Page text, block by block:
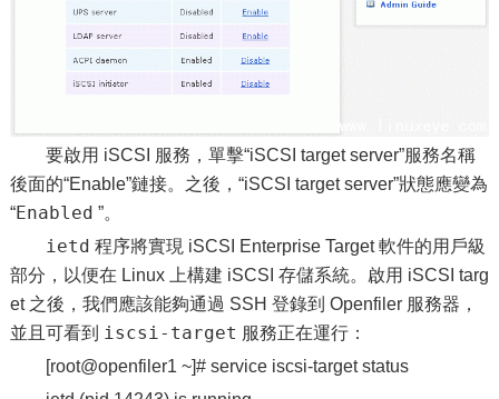
要啟用 iSCSI 服務，單擊“iSCSI target server”服務名稱
後面的“Enable”鏈接。之後，“iSCSI target server”狀態應變為
“Enabled ”。
ietd 程序將實現 iSCSI Enterprise Target 軟件的用戶級
部分，以便在 Linux 上構建 iSCSI 存儲系統。啟用 iSCSI targ
et 之後，我們應該能夠通過 SSH 登錄到 Openfiler 服務器，
並且可看到 iscsi-target 服務正在運行：
[root@openfiler1 ~]# service iscsi-target status